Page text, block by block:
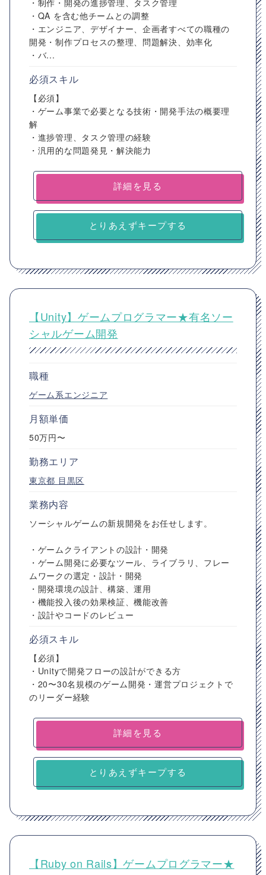
・制作・開発の進捗管理、タスク管理
・QA を含む他チームとの調整
・エンジニア、デザイナー、企画者すべての職種の
開発・制作プロセスの整理、問題解決、効率化
・バ...
必須スキル
【必須】
・ゲーム事業で必要となる技術・開発手法の概要理
解
・進捗管理、タスク管理の経験
・汎用的な問題発見・解決能力
詳細を見る
とりあえずキープする
【Unity】ゲームプログラマー★有名ソー
シャルゲーム開発
職種
ゲーム系エンジニア
月額単価
50万円〜
勤務エリア
東京都 目黒区
業務内容
ソーシャルゲームの新規開発をお任せします。
・ゲームクライアントの設計・開発
・ゲーム開発に必要なツール、ライブラリ、フレー
ムワークの選定・設計・開発
・開発環境の設計、構築、運用
・機能投入後の効果検証、機能改善
・設計やコードのレビュー
必須スキル
【必須】
・Unityで開発フローの設計ができる方
・20〜30名規模のゲーム開発・運営プロジェクトで
のリーダー経験
詳細を見る
とりあえずキープする
【Ruby on Rails】ゲームプログラマー★